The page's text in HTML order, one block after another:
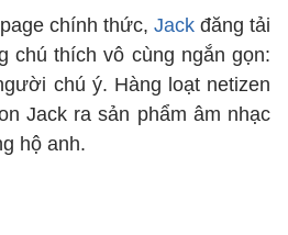
chính thức, Jack đăng tải
chú thích vô cùng ngắn gọn:
chú ý. Hàng loạt netizen
Jack ra sản phẩm âm nhạc
hộ anh.